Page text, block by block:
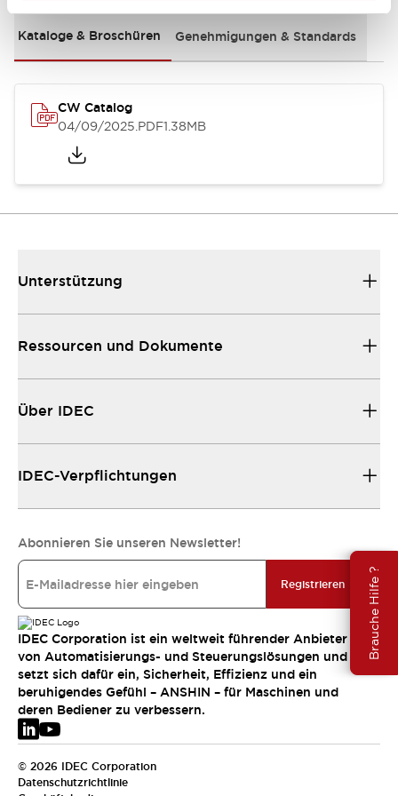
Brauche Hilfe ?
Kataloge & Broschüren Genehmigungen & Standards
CW Catalog
04/09/2025.PDF1.38MB
Unterstützung
Ressourcen und Dokumente
Über IDEC
IDEC-Verpflichtungen
Abonnieren Sie unseren Newsletter!
Registrieren
IDEC Corporation ist ein weltweit führender Anbieter
von Automatisierungs- und Steuerungslösungen und
setzt sich dafür ein, Sicherheit, Effizienz und ein
beruhigendes Gefühl – ANSHIN – für Maschinen und
deren Bediener zu verbessern.
© 2026 IDEC Corporation
Datenschutzrichtlinie